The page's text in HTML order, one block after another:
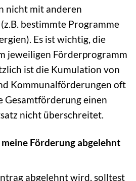
nicht mit anderen
bestimmte Programme
Es ist wichtig, die
jeweiligen Förderprogramm
ist die Kumulation von
Kommunalförderungen oft
Gesamtförderung einen
nicht überschreitet.
Förderung abgelehnt
abgelehnt wird, solltest